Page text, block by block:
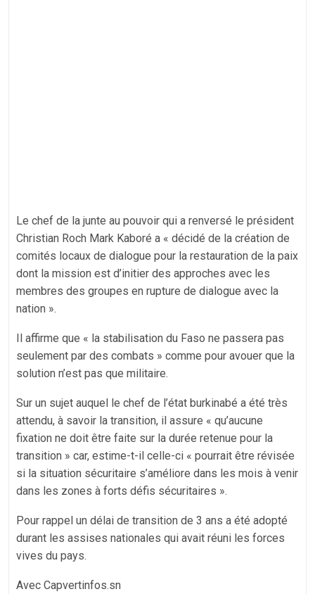
Le chef de la junte au pouvoir qui a renversé le président
Christian Roch Mark Kaboré a « décidé de la création de
comités locaux de dialogue pour la restauration de la paix
dont la mission est d’initier des approches avec les
membres des groupes en rupture de dialogue avec la
nation ».
Il affirme que « la stabilisation du Faso ne passera pas
seulement par des combats » comme pour avouer que la
solution n’est pas que militaire.
Sur un sujet auquel le chef de l’état burkinabé a été très
attendu, à savoir la transition, il assure « qu’aucune
fixation ne doit être faite sur la durée retenue pour la
transition » car, estime-t-il celle-ci « pourrait être révisée
si la situation sécuritaire s’améliore dans les mois à venir
dans les zones à forts défis sécuritaires ».
Pour rappel un délai de transition de 3 ans a été adopté
durant les assises nationales qui avait réuni les forces
vives du pays.
Avec Capvertinfos.sn